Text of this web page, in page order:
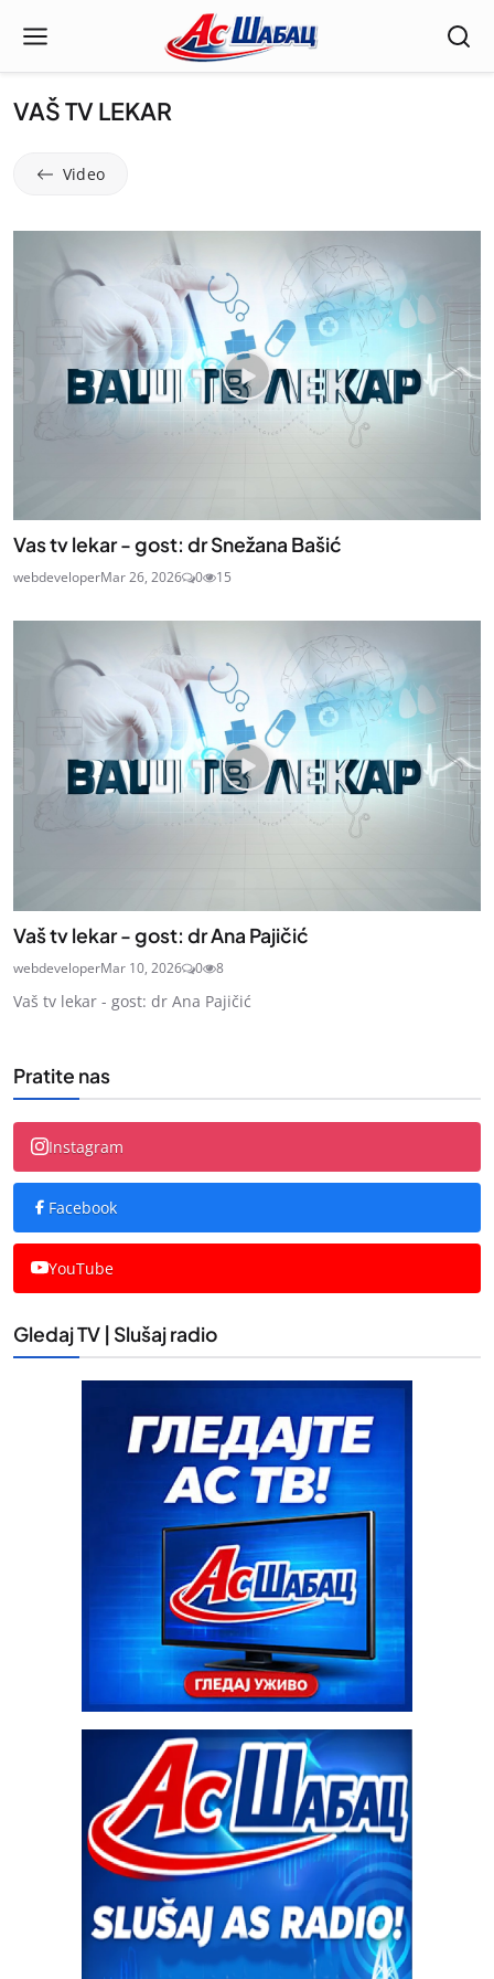
VAŠ TV LEKAR
Video
Vas tv lekar - gost: dr Snežana Bašić
webdeveloperMar 26, 2026 0 15
Vaš tv lekar - gost: dr Ana Pajičić
webdeveloperMar 10, 2026 0 8
Vaš tv lekar - gost: dr Ana Pajičić
Pratite nas
Instagram
Facebook
YouTube
Gledaj TV | Slušaj radio